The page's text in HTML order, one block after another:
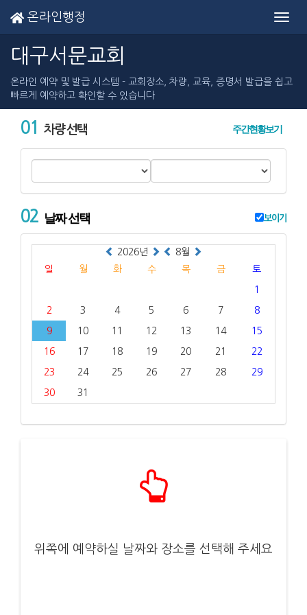
온라인행정
대구서문교회
온라인 예약 및 발급 시스템 - 교회장소, 차량, 교육, 증명서 발급을 쉽고
빠르게 예약하고 확인할 수 있습니다
01 차량 선택 주간현황보기
02 날짜 선택 보이기
2026년
8월
일
월 화 수 목 금 토
1
2 3 4 5 6 7 8
9 10 11 12 13 14 15
16 17 18 19 20 21 22
23 24 25 26 27 28 29
30 31